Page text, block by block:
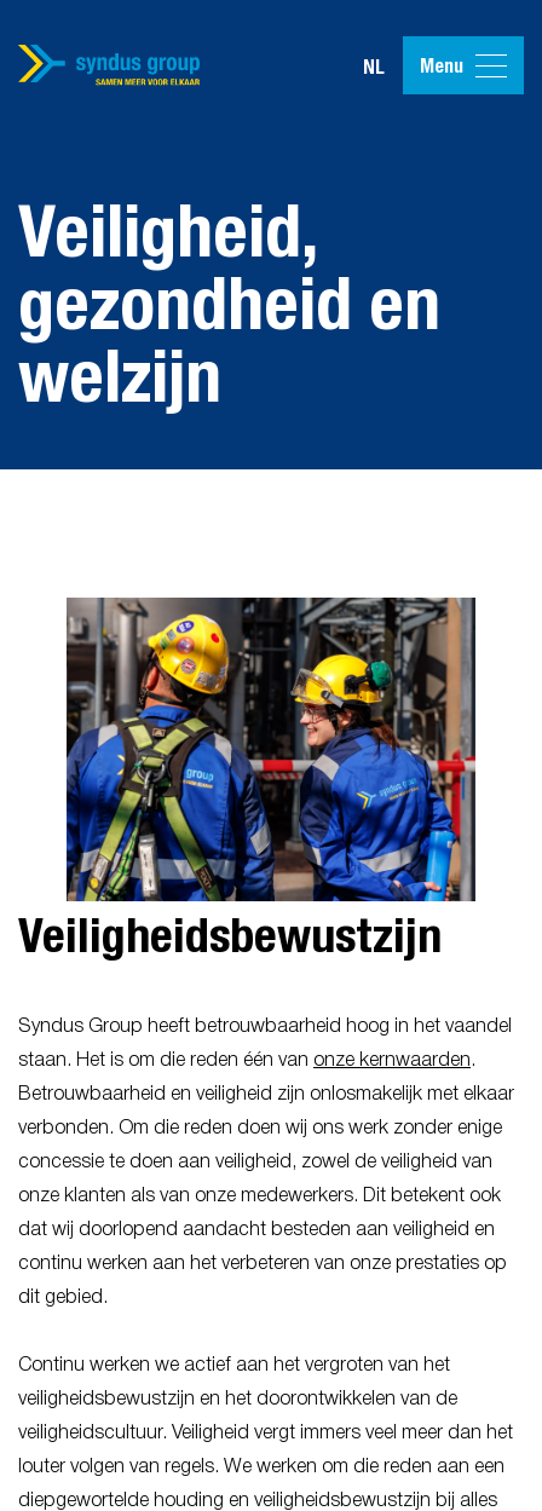
NL Menu
Veiligheid,
gezondheid en
welzijn
Veiligheidsbewustzijn
Syndus Group heeft betrouwbaarheid hoog in het vaandel
staan. Het is om die reden één van onze kernwaarden.
Betrouwbaarheid en veiligheid zijn onlosmakelijk met elkaar
verbonden. Om die reden doen wij ons werk zonder enige
concessie te doen aan veiligheid, zowel de veiligheid van
onze klanten als van onze medewerkers. Dit betekent ook
dat wij doorlopend aandacht besteden aan veiligheid en
continu werken aan het verbeteren van onze prestaties op
dit gebied.
Continu werken we actief aan het vergroten van het
veiligheidsbewustzijn en het doorontwikkelen van de
veiligheidscultuur. Veiligheid vergt immers veel meer dan het
louter volgen van regels. We werken om die reden aan een
diepgewortelde houding en veiligheidsbewustzijn bij alles